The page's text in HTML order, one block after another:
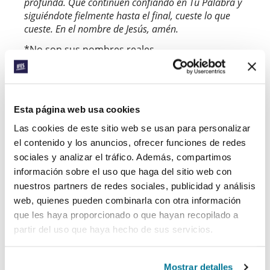
Esta página web usa cookies
Las cookies de este sitio web se usan para personalizar
el contenido y los anuncios, ofrecer funciones de redes
sociales y analizar el tráfico. Además, compartimos
información sobre el uso que haga del sitio web con
nuestros partners de redes sociales, publicidad y análisis
web, quienes pueden combinarla con otra información
que les haya proporcionado o que hayan recopilado a
partir del uso que haya hecho de sus servicios.
Mostrar detalles
siguiéndote fielmente hasta el final, cueste lo que
cueste. En el nombre de Jesús, amén.
*No son sus nombres reales.
Apoya el ministerio de IFES en Oriente Medio para
Compartir: FacebookWhatsApp
RELATED POSTS